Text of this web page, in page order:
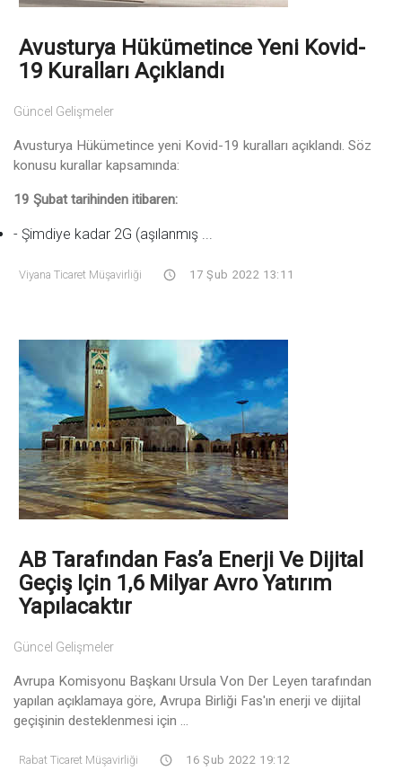
Avusturya Hükümetince Yeni Kovid-
19 Kuralları Açıklandı
Güncel Gelişmeler
Avusturya Hükümetince yeni Kovid-19 kuralları açıklandı. Söz
konusu kurallar kapsamında:
19 Şubat tarihinden itibaren:
- Şimdiye kadar 2G (aşılanmış ...
Viyana Ticaret Müşavirliği 17 Şub 2022 13:11
AB Tarafından Fas’a Enerji Ve Dijital
Geçiş Için 1,6 Milyar Avro Yatırım
Yapılacaktır
Güncel Gelişmeler
Avrupa Komisyonu Başkanı Ursula Von Der Leyen tarafından
yapılan açıklamaya göre, Avrupa Birliği Fas'ın enerji ve dijital
geçişinin desteklenmesi için ...
Rabat Ticaret Müşavirliği 16 Şub 2022 19:12